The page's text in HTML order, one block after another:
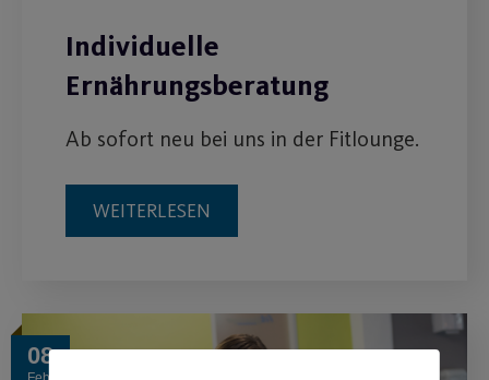
Individuelle
Ernährungsberatung
Ab sofort neu bei uns in der Fitlounge.
WEITERLESEN
08